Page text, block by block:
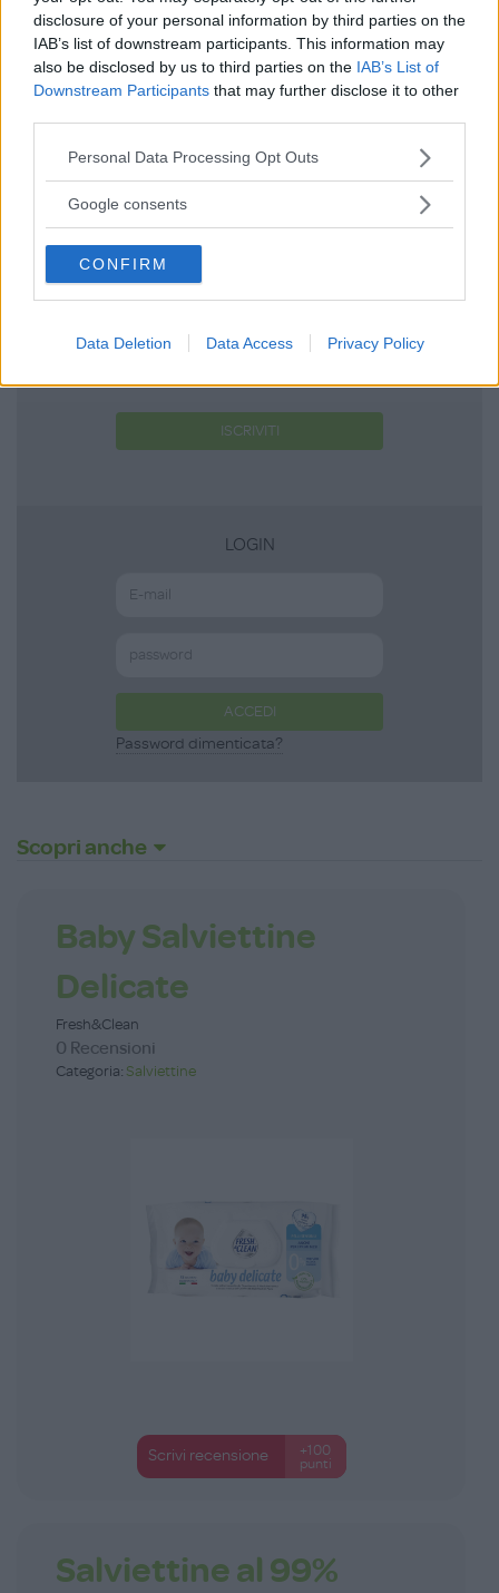
disclosure of your personal information by third parties on the
IAB’s list of downstream participants. This information may
also be disclosed by us to third parties on the IAB’s List of
Downstream Participants that may further disclose it to other
Please note that this website/app uses one or more Google
not limited to your visit or usage behaviour. You may click to
use your data for below specified purposes in below Google
consent section.
Personal Data Processing Opt Outs
Google consents
CONFIRM
Data Deletion Data Access Privacy Policy
0)
Guarda tutte le opinioni degli utenti
Effettua l'accesso per scrivere una recensione
Non sei ancora iscritta a
ISCRIVITI
LOGIN
ACCEDI
Password dimenticata?
Scopri anche
Baby Salviettine
Delicate
Fresh&Clean
0 Recensioni
Categoria: Salviettine
Scrivi recensione
+100
punti
Salviettine al 99%